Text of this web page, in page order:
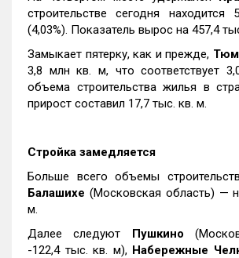
строительстве сегодня
(4,03%). Показатель вырос на 457,4
Замыкает пятерку, как и прежде,
3,8 млн кв. м, что соответствует
объема строительства жилья в
прирост составил 17,7 тыс. кв. м.
Стройка замедляется
Больше всего объемы
Балашихе (Московская область) —
м.
Далее следуют Пушкино
-122,4 тыс. кв. м), Набережные